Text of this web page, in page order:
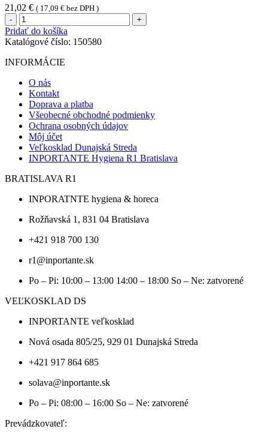
21,02 € ( 17,09 € bez DPH )
množstvo
Swift
Uni
EXTRA
20
(1ks)
čistiaci
prostriedok
na
podlahu,
steny,
obklady
Pridať do košíka
Katalógové číslo: 150580
INFORMÁCIE
O nás
Kontakt
Doprava a platba
Všeobecné obchodné podmienky
Ochrana osobných údajov
Môj účet
Veľkosklad Dunajská Streda
INPORTANTE Hygiena R1 Bratislava
BRATISLAVA R1
INPORATNTE hygiena & horeca
Rožňavská 1, 831 04 Bratislava
+421 918 700 130
r1@inportante.sk
Po – Pi: 10:00 – 13:00 14:00 – 18:00 So – Ne: zatvorené
VEĽKOSKLAD DS
INPORTANTE veľkosklad
Nová osada 805/25, 929 01 Dunajská Streda
+421 917 864 685
solava@inportante.sk
Po – Pi: 08:00 – 16:00 So – Ne: zatvorené
Prevádzkovateľ: